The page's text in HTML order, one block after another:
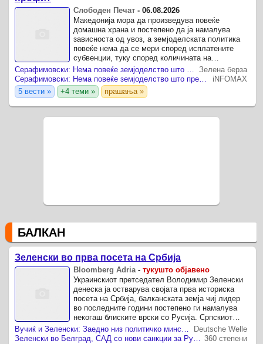
Слободен Печат- 06.08.2026
Македонија мора да произведува повеќе
домашна храна и постепено да ја намалува
зависноста од увоз, а земјоделската политика
повеќе нема да се мери според исплатените
субвенции, туку според количината на
произведена храна.
Серафимовски: Нема повеќе земјоделство што преживува, време е за производство што носи профит Зелена берза
Серафимовски: Нема повеќе земјоделство што преживува, време е за производство што носи профит
iNFOMAX
5 вести »
+4 теми » прашања »
БАЛКАН
Зеленски во прва посета на Србија
Bloomberg Adria- тукушто објавено
Украинскиот претседател Володимир Зеленски
денеска ја остварува својата прва историска
посета на Србија, балканската земја чиј лидер
во последните години постепено ги намалува
некогаш блиските врски со Русија. Српскиот
претседател Александар Вучиќ со години беше
сојузник на ...
Вучиќ и Зеленски: Заедно низ политичко минско поле
Deutsche Welle
Зеленски во Белград, САД со нови санкции за Русија 360 степени